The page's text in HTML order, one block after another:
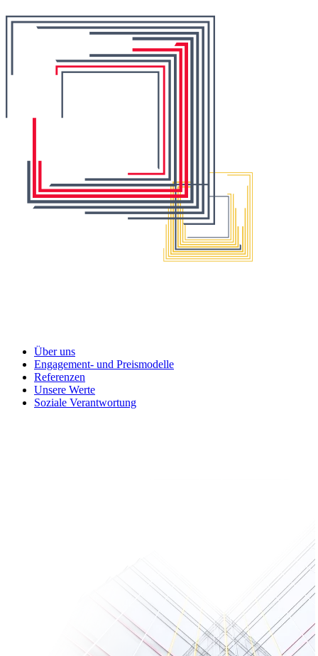
Über uns
Engagement- und Preismodelle
Referenzen
Unsere Werte
Soziale Verantwortung